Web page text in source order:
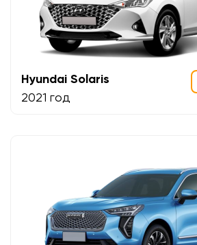
Hyundai Solaris
2021 год